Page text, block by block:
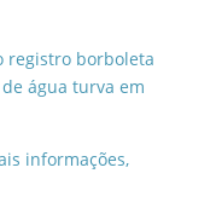
registro borboleta
água turva em
informações,